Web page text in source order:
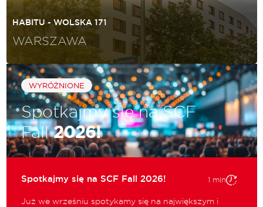
HABITU - WOLSKA 171
WARSZAWA
WYRÓŻNIONE
Spotkajmy się na SCF
Fall2026!
1 min
Spotkajmy się na SCF Fall 2026!
Już we wrześniu spotykamy się na największym i